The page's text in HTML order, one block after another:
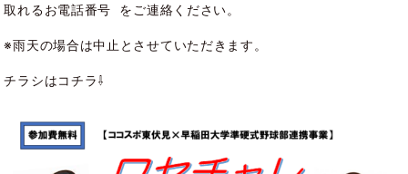
取れるお電話番号 をご連絡ください。
※雨天の場合は中止とさせていただきます。
チラシはコチラ⇩